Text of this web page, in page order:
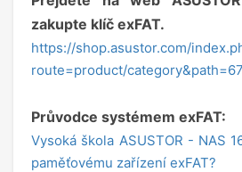
zakupte klíč exFAT.
https://shop.asustor.com/
route=product/category&path=67
Průvodce systémem exFAT:
Vysoká škola ASUSTOR - NAS
paměťovému zařízení exFAT?